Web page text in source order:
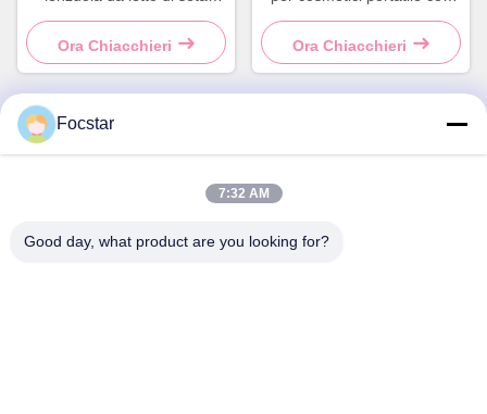
lenzuola da letto di raso Set
lenzuola da letto di seta
Ora Chiacchieri
motivo floreale
Ora Chiacchieri
2° piano, Wanzhong Commercial Plaza, distretto di
Focstar
7:32 AM
Good day, what product are you looking for?